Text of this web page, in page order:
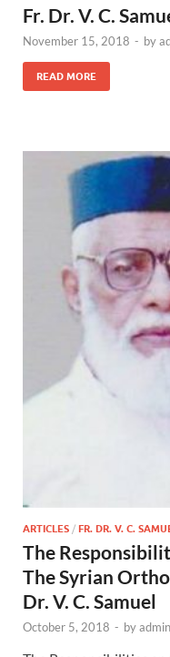
Fr. Dr. V. C.
November 15, 2018 - by
READ MORE
ARTICLES / FR. DR. V. C.
The
The Syrian
Dr. V. C. Samuel
October 5, 2018 - byadmin